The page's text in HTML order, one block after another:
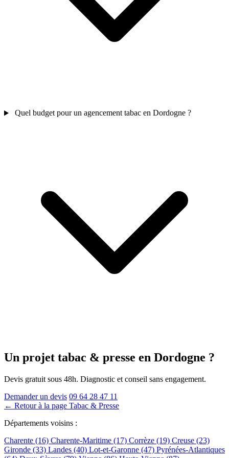
Quel budget pour un agencement tabac en Dordogne ?
Un projet tabac & presse en Dordogne ?
Devis gratuit sous 48h. Diagnostic et conseil sans engagement.
Demander un devis 09 64 28 47 11
← Retour à la page Tabac & Presse
Départements voisins :
Charente (16) Charente-Maritime (17) Corrèze (19) Creuse (23)
Gironde (33) Landes (40) Lot-et-Garonne (47) Pyrénées-Atlantiques